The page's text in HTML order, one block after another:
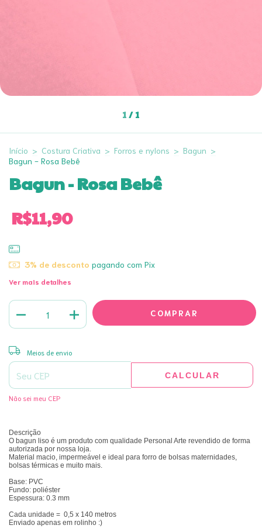
1/1
Início > Costura Criativa > Forros e nylons > Bagun >
Bagun - Rosa Bebê
Bagun - Rosa Bebê
R$11,90
3% de desconto pagando com Pix
Ver mais detalhes
Entregas para o CEP:
Meios de envio
CALCULAR
Não sei meu CEP
Descrição
O bagun liso é um produto com qualidade Personal Arte revendido de forma
autorizada por nossa loja.
Material macio, impermeável e ideal para forro de bolsas maternidades,
bolsas térmicas e muito mais.
Base: PVC
Fundo: poliéster
Espessura: 0.3 mm
Cada unidade = 0,5 x 140 metros
Enviado apenas em rolinho :)